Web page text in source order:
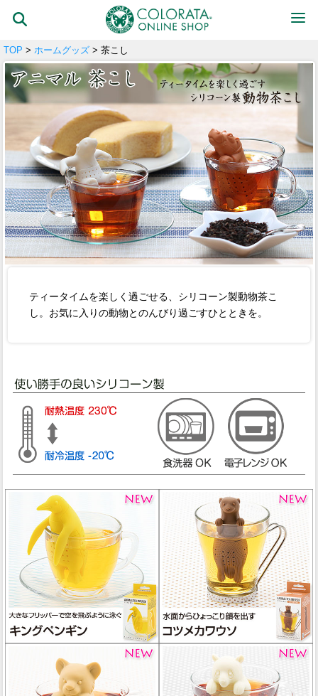
TOP > ホームグッズ > 茶こし
ティータイムを楽しく過ごせる、シリコーン製動物茶こ
し。お気に入りの動物とのんびり過ごすひとときを。